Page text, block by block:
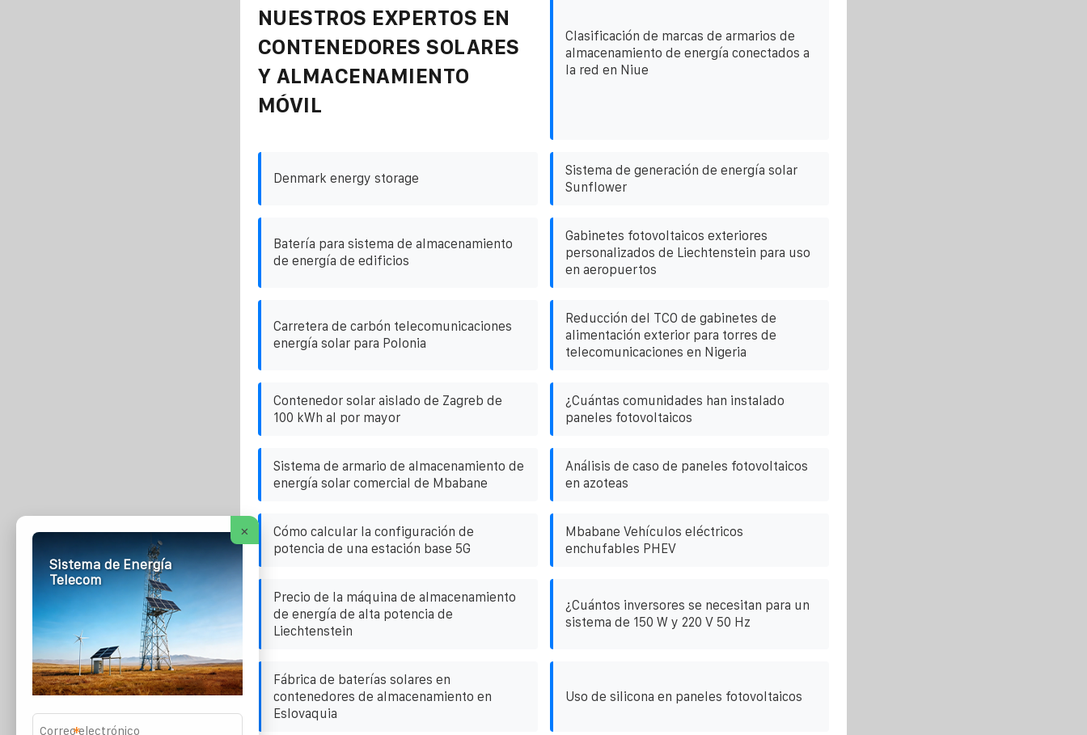
NUESTROS EXPERTOS EN
CONTENEDORES SOLARES
Y ALMACENAMIENTO
MÓVIL
Clasificación de marcas de armarios de
almacenamiento de energía conectados a
la red en Niue
Denmark energy storage
Sistema de generación de energía solar
Sunflower
Batería para sistema de almacenamiento
de energía de edificios
Gabinetes fotovoltaicos exteriores
personalizados de Liechtenstein para uso
en aeropuertos
Carretera de carbón telecomunicaciones
energía solar para Polonia
Reducción del TCO de gabinetes de
alimentación exterior para torres de
telecomunicaciones en Nigeria
Contenedor solar aislado de Zagreb de
100 kWh al por mayor
¿Cuántas comunidades han instalado
paneles fotovoltaicos
Sistema de armario de almacenamiento de
energía solar comercial de Mbabane
Análisis de caso de paneles fotovoltaicos
en azoteas
Cómo calcular la configuración de
potencia de una estación base 5G
Mbabane Vehículos eléctricos
enchufables PHEV
Precio de la máquina de almacenamiento
de energía de alta potencia de
Liechtenstein
¿Cuántos inversores se necesitan para un
sistema de 150 W y 220 V 50 Hz
Fábrica de baterías solares en
contenedores de almacenamiento en
Eslovaquia
Uso de silicona en paneles fotovoltaicos
×
Sistema de Energía
Telecom